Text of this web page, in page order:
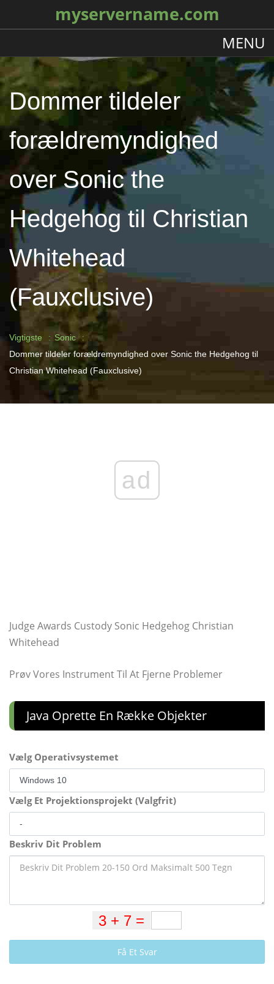
myservername.com
MENU
Dommer tildeler
forældremyndighed
over Sonic the
Hedgehog til Christian
Whitehead
(Fauxclusive)
Vigtigste
Sonic
Dommer tildeler forældremyndighed over Sonic the Hedgehog til
Christian Whitehead (Fauxclusive)
ad
Judge Awards Custody Sonic Hedgehog Christian
Whitehead
Prøv Vores Instrument Til At Fjerne Problemer
Java Oprette En Række Objekter
Vælg Operativsystemet
Vælg Et Projektionsprojekt (Valgfrit)
Beskriv Dit Problem
Få Et Svar